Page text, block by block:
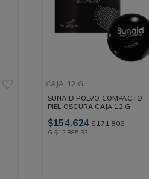
CAJA 12 G
SUNAID POLVO COMPACTO
PIEL OSCURA CAJA 12 G
$154.624 $171.805
G $12.885,33